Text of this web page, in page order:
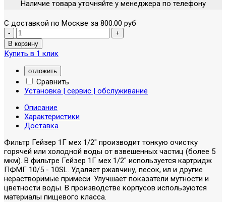
Наличие товара уточняйте у менеджера по телефону
С доставкой по Москве за 800.00 руб
Купить в 1 клик
отложить
Сравнить
Установка | сервис | обслуживание
Описание
Характеристики
Доставка
Фильтр Гейзер 1Г мех 1/2" производит тонкую очистку
горячей или холодной воды от взвешенных частиц (более 5
мкм). В фильтре Гейзер 1Г мех 1/2" используется картридж
ПФМГ 10/5 - 10SL. Удаляет ржавчину, песок, ил и другие
нерастворимые примеси. Улучшает показатели мутности и
цветности воды. В производстве корпусов используются
материалы пищевого класса.